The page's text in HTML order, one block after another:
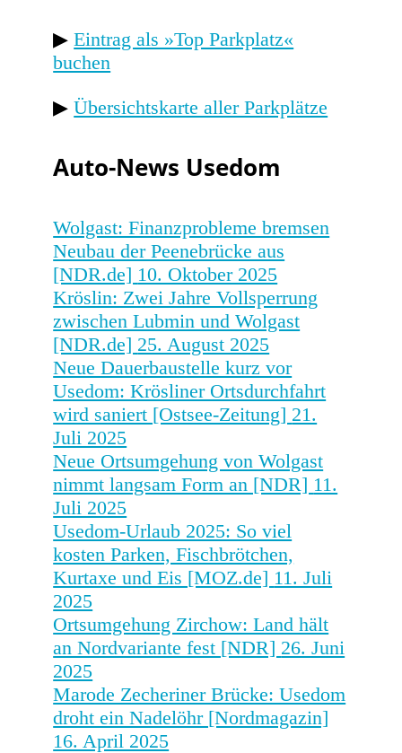
▶Eintrag als »Top Parkplatz«
buchen
▶Übersichtskarte aller Parkplätze
Auto-News Usedom
Wolgast: Finanzprobleme bremsen
Neubau der Peenebrücke aus
[NDR.de] 10. Oktober 2025
Kröslin: Zwei Jahre Vollsperrung
zwischen Lubmin und Wolgast
[NDR.de] 25. August 2025
Neue Dauerbaustelle kurz vor
Usedom: Krösliner Ortsdurchfahrt
wird saniert [Ostsee-Zeitung] 21.
Juli 2025
Neue Ortsumgehung von Wolgast
nimmt langsam Form an [NDR] 11.
Juli 2025
Usedom-Urlaub 2025: So viel
kosten Parken, Fischbrötchen,
Kurtaxe und Eis [MOZ.de] 11. Juli
2025
Ortsumgehung Zirchow: Land hält
an Nordvariante fest [NDR] 26. Juni
2025
Marode Zecheriner Brücke: Usedom
droht ein Nadelöhr [Nordmagazin]
16. April 2025